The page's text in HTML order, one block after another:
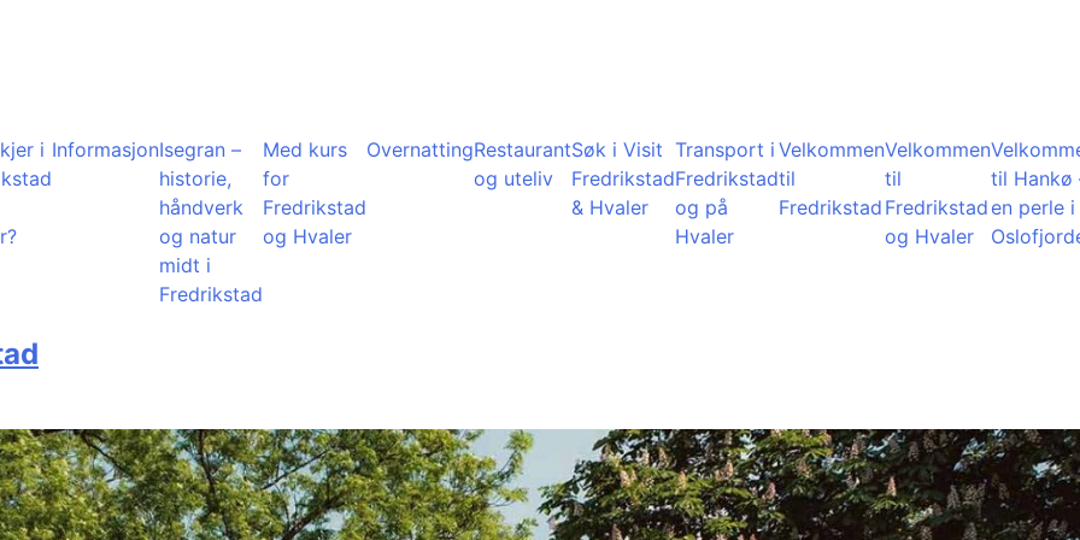
i InformasjonIsegran –
historie,
håndverk
og natur
midt i
Fredrikstad
Med kurs
for
Fredrikstad
og Hvaler
OvernattingRestaurant
og uteliv
Søk i Visit
Fredrikstad
& Hvaler
Transport i
Fredrikstad
og på
Hvaler
Velkommen
til
Fredrikstad
Velkommen
til
Fredrikstad
og Hvaler
til Hankø
en perle i